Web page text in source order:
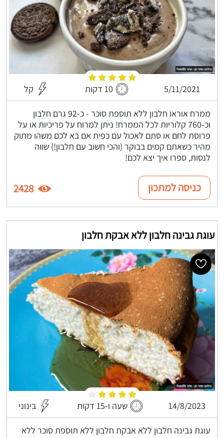
5/11/2021 10 דקות קל
ממרח אוראו חלבון ללא תוספת סוכר - כ-92 גרם חלבון
וכ-760 קלוריות לכל הממרח! ניתן למרוח על פריכיות או על
פרוסת לחם או סתם לאכול עם כפית אם בא לכם משהו מתוק
מהיר כשאתם קמים בבוקר (והכי חשוב עם חלבון!) שווה
לנסות, ספרו איך יצא לכם!
כניסה למתכון 2428
עוגת גבינה חלבון ללא אבקת חלבון
14/8/2023 שעה ו-15 דקות בינוני
עוגת גבינה חלבון ללא אבקת חלבון ללא תוספת סוכר ללא